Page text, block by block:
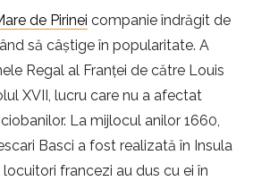
de Pirinei companie îndrăgit de
să câștige în popularitate. A
Regal al Franței de către Louis
XVII, lucru care nu a afectat
La mijlocul anilor 1660,
Basci a fost realizată în Insula
francezi au dus cu ei în